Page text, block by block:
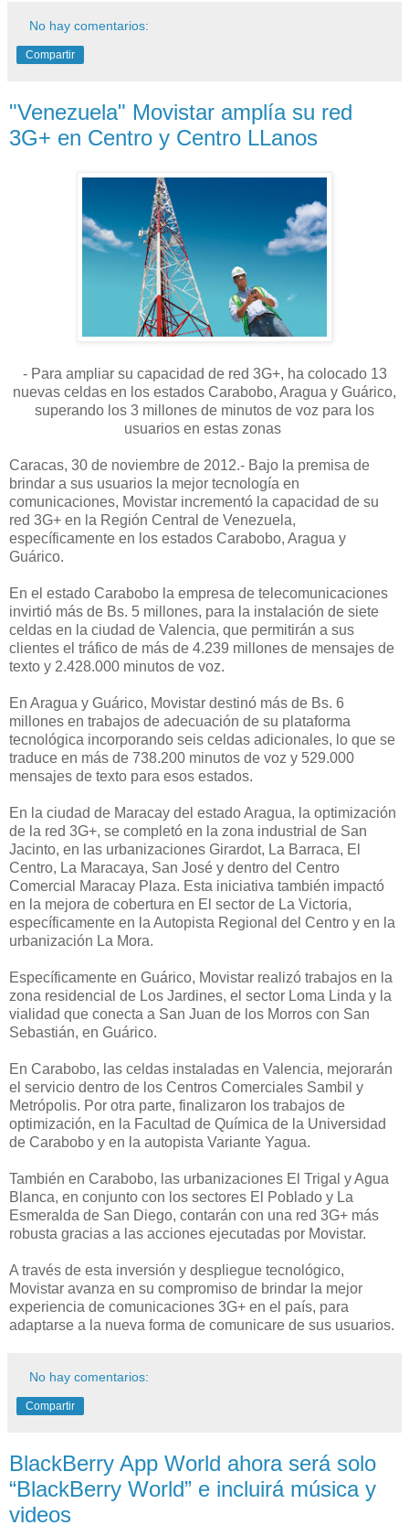
No hay comentarios:
Compartir
"Venezuela" Movistar amplía su red
3G+ en Centro y Centro LLanos
- Para ampliar su capacidad de red 3G+, ha colocado 13
nuevas celdas en los estados Carabobo, Aragua y Guárico,
superando los 3 millones de minutos de voz para los
usuarios en estas zonas
Caracas, 30 de noviembre de 2012.- Bajo la premisa de
brindar a sus usuarios la mejor tecnología en
comunicaciones, Movistar incrementó la capacidad de su
red 3G+ en la Región Central de Venezuela,
específicamente en los estados Carabobo, Aragua y
Guárico.
En el estado Carabobo la empresa de telecomunicaciones
invirtió más de Bs. 5 millones, para la instalación de siete
celdas en la ciudad de Valencia, que permitirán a sus
clientes el tráfico de más de 4.239 millones de mensajes de
texto y 2.428.000 minutos de voz.
En Aragua y Guárico, Movistar destinó más de Bs. 6
millones en trabajos de adecuación de su plataforma
tecnológica incorporando seis celdas adicionales, lo que se
traduce en más de 738.200 minutos de voz y 529.000
mensajes de texto para esos estados.
En la ciudad de Maracay del estado Aragua, la optimización
de la red 3G+, se completó en la zona industrial de San
Jacinto, en las urbanizaciones Girardot, La Barraca, El
Centro, La Maracaya, San José y dentro del Centro
Comercial Maracay Plaza. Esta iniciativa también impactó
en la mejora de cobertura en El sector de La Victoria,
específicamente en la Autopista Regional del Centro y en la
urbanización La Mora.
Específicamente en Guárico, Movistar realizó trabajos en la
zona residencial de Los Jardines, el sector Loma Linda y la
vialidad que conecta a San Juan de los Morros con San
Sebastián, en Guárico.
En Carabobo, las celdas instaladas en Valencia, mejorarán
el servicio dentro de los Centros Comerciales Sambil y
Metrópolis. Por otra parte, finalizaron los trabajos de
optimización, en la Facultad de Química de la Universidad
de Carabobo y en la autopista Variante Yagua.
También en Carabobo, las urbanizaciones El Trigal y Agua
Blanca, en conjunto con los sectores El Poblado y La
Esmeralda de San Diego, contarán con una red 3G+ más
robusta gracias a las acciones ejecutadas por Movistar.
A través de esta inversión y despliegue tecnológico,
Movistar avanza en su compromiso de brindar la mejor
experiencia de comunicaciones 3G+ en el país, para
adaptarse a la nueva forma de comunicare de sus usuarios.
No hay comentarios:
Compartir
BlackBerry App World ahora será solo
“BlackBerry World” e incluirá música y
videos